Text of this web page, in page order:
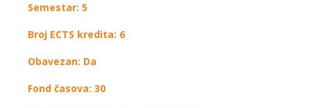
Semestar: 5
Broj ECTS kredita: 6
Obavezan: Da
Fond časova: 30